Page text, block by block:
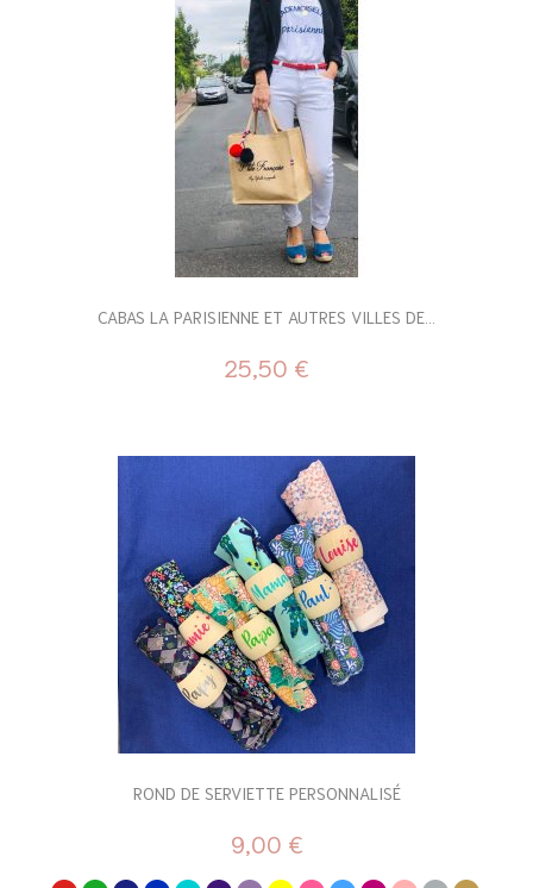
CABAS LA PARISIENNE ET AUTRES VILLES DE...
25,50 €
ROND DE SERVIETTE PERSONNALISÉ
9,00 €